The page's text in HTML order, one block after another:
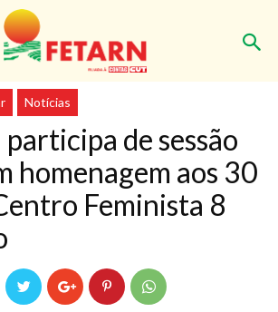
Notícias
de sessão
homenagem aos 30
Feminista 8